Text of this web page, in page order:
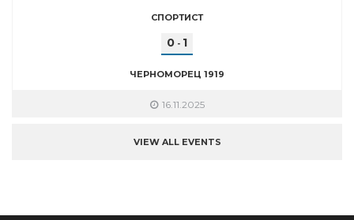
СПОРТИСТ
0 - 1
ЧЕРНОМОРЕЦ 1919
16.11.2025
VIEW ALL EVENTS